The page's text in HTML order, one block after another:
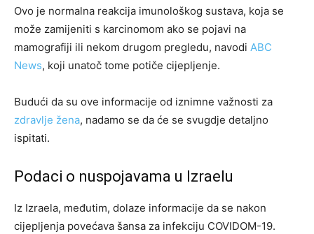
Ovo je normalna reakcija imunološkog sustava, koja se
može zamijeniti s karcinomom ako se pojavi na
mamografiji ili nekom drugom pregledu, navodi ABC
News, koji unatoč tome potiče cijepljenje.
Budući da su ove informacije od iznimne važnosti za
zdravlje žena, nadamo se da će se svugdje detaljno
ispitati.
Podaci o nuspojavama u Izraelu
Iz Izraela, međutim, dolaze informacije da se nakon
cijepljenja povećava šansa za infekciju COVIDOM-19.